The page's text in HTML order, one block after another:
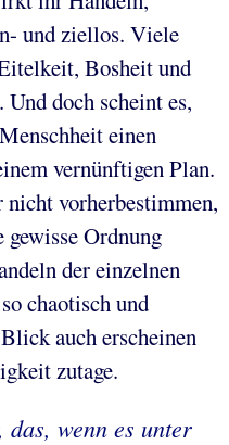
und ziellos. Viele
Bosheit und
doch scheint es,
einen
vernünftigen Plan.
vorherbestimmen,
Ordnung
der einzelnen
chaotisch und
auch erscheinen
zutage.
wenn es unter